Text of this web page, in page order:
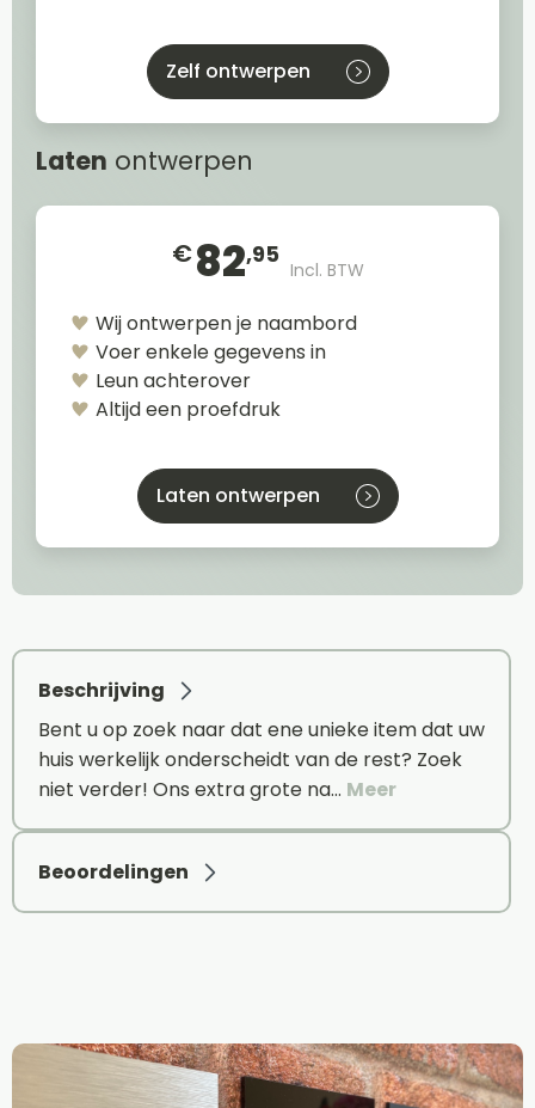
Zelf ontwerpen
Laten ontwerpen
€82,95
Incl. BTW
Wij ontwerpen je naambord
Voer enkele gegevens in
Leun achterover
Altijd een proefdruk
Laten ontwerpen
Beschrijving
Bent u op zoek naar dat ene unieke item dat uw
huis werkelijk onderscheidt van de rest? Zoek
niet verder! Ons extra grote na… Meer
Beoordelingen